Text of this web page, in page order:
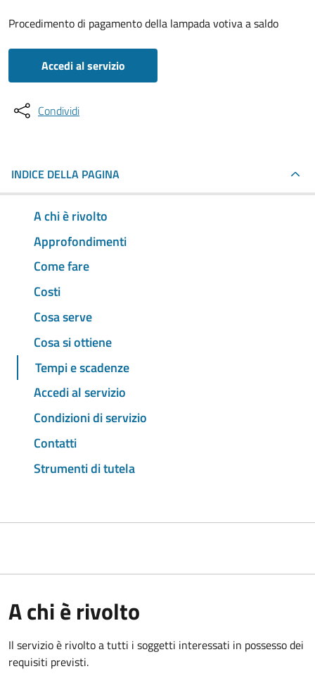
Procedimento di pagamento della lampada votiva a saldo
Accedi al servizio
Condividi
INDICE DELLA PAGINA
A chi è rivolto
Approfondimenti
Come fare
Costi
Cosa serve
Cosa si ottiene
Tempi e scadenze
Accedi al servizio
Condizioni di servizio
Contatti
Strumenti di tutela
A chi è rivolto
Il servizio è rivolto a tutti i soggetti interessati in possesso dei
requisiti previsti.